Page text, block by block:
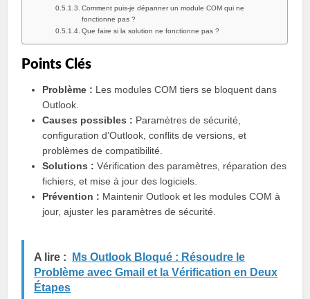
Comment puis-je dépanner un module COM qui ne
fonctionne pas ?
Que faire si la solution ne fonctionne pas ?
Points Clés
Problème : Les modules COM tiers se bloquent dans
Outlook.
Causes possibles : Paramètres de sécurité,
configuration d’Outlook, conflits de versions, et
problèmes de compatibilité.
Solutions : Vérification des paramètres, réparation des
fichiers, et mise à jour des logiciels.
Prévention : Maintenir Outlook et les modules COM à
jour, ajuster les paramètres de sécurité.
A lire :
Ms Outlook Bloqué : Résoudre le
Problème avec Gmail et la Vérification en Deux
Étapes